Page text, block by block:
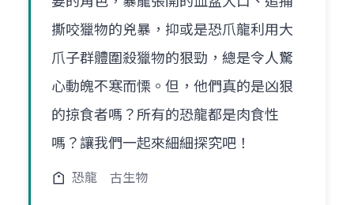
撕咬獵物的兇暴，抑或是恐爪龍利用大
爪子群體圍殺獵物的狠勁，總是令人驚
心動魄不寒而慄。但，他們真的是凶狠
的掠食者嗎？所有的恐龍都是肉食性
嗎？讓我們一起來細細探究吧！
恐龍 古生物